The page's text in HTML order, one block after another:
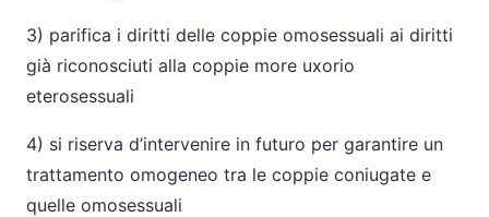
3) parifica i diritti delle coppie omosessuali ai diritti
già riconosciuti alla coppie more uxorio
eterosessuali
4) si riserva d’intervenire in futuro per garantire un
trattamento omogeneo tra le coppie coniugate e
quelle omosessuali